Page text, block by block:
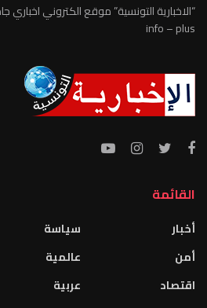
“الاخبارية التونسية” موقع الكتروني
info – plus
القائمة
أخبار
أمن
اقتصاد
سياسة
عالمية
عربية